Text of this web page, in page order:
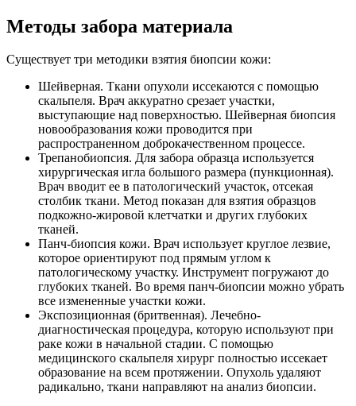
Методы забора материала
Существует три методики взятия биопсии кожи:
Шейверная. Ткани опухоли иссекаются с помощью
скальпеля. Врач аккуратно срезает участки,
выступающие над поверхностью. Шейверная биопсия
новообразования кожи проводится при
распространенном доброкачественном процессе.
Трепанобиопсия. Для забора образца используется
хирургическая игла большого размера (пункционная).
Врач вводит ее в патологический участок, отсекая
столбик ткани. Метод показан для взятия образцов
подкожно-жировой клетчатки и других глубоких
тканей.
Панч-биопсия кожи. Врач использует круглое лезвие,
которое ориентируют под прямым углом к
патологическому участку. Инструмент погружают до
глубоких тканей. Во время панч-биопсии можно убрать
все измененные участки кожи.
Экспозиционная (бритвенная). Лечебно-
диагностическая процедура, которую используют при
раке кожи в начальной стадии. С помощью
медицинского скальпеля хирург полностью иссекает
образование на всем протяжении. Опухоль удаляют
радикально, ткани направляют на анализ биопсии.